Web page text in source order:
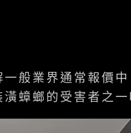
般業界通常報價
蟑螂的受害者之一